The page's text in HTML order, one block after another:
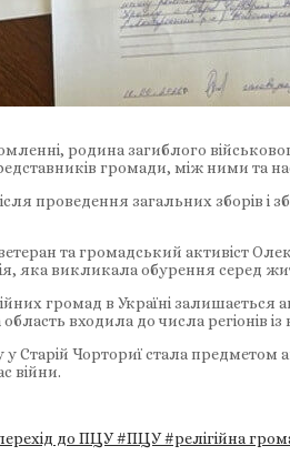
родина загиблого
громади, між ними та
проведення загальних зборів
та громадський активіст
яка викликала обурення серед
громад в Україні
входила до числа регіонів
Старій Чорториї стала
війни.
до ПЦУ#ПЦУ#релігійна